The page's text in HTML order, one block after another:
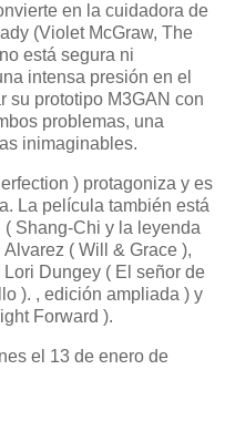
en la cuidadora de
(Violet McGraw, The
está segura ni
intensa presión en el
su prototipo M3GAN con
problemas, una
inimaginables.
) protagoniza y es
La película también está
Shang-Chi y la leyenda
( Will & Grace ),
Dungey ( El señor de
). , edición ampliada ) y
Forward ).
el 13 de enero de